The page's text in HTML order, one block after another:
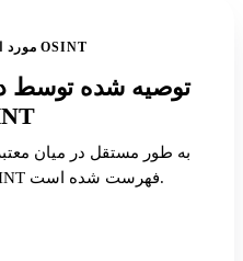
مورد اعتماد جامعه OSINT
توصیه شده توسط
به طور مستقل در میان
و فهرست‌های انجمن OSINT فهرست شده است.